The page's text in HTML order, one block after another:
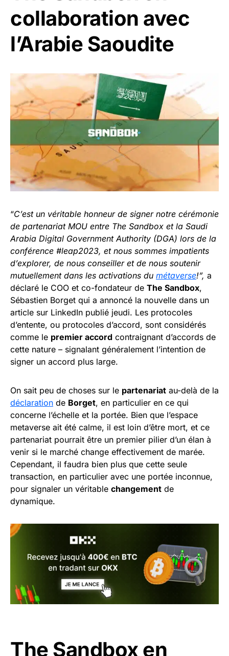
collaboration avec
l’Arabie Saoudite
“C’est un véritable honneur de signer notre cérémonie
de partenariat MOU entre The Sandbox et la Saudi
Arabia Digital Government Authority (DGA) lors de la
conférence #leap2023, et nous sommes impatients
d’explorer, de nous conseiller et de nous soutenir
mutuellement dans les activations du métaverse!”, a
déclaré le COO et co-fondateur de The Sandbox,
Sébastien Borget qui a annoncé la nouvelle dans un
article sur LinkedIn publié jeudi. Les protocoles
d’entente, ou protocoles d’accord, sont considérés
comme le premier accord contraignant d’accords de
cette nature – signalant généralement l’intention de
signer un accord plus large.
On sait peu de choses sur le partenariat au-delà de la
déclaration de Borget, en particulier en ce qui
concerne l’échelle et la portée. Bien que l’espace
metaverse ait été calme, il est loin d’être mort, et ce
partenariat pourrait être un premier pilier d’un élan à
venir si le marché change effectivement de marée.
Cependant, il faudra bien plus que cette seule
transaction, en particulier avec une portée inconnue,
pour signaler un véritable changement de
dynamique.
The Sandbox en